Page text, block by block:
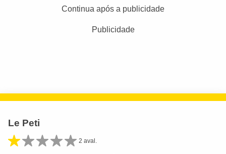
Continua após a publicidade
Publicidade
Le Peti
2 aval.